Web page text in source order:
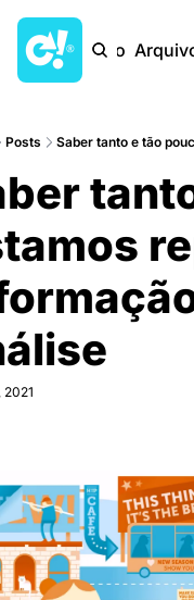
Início
Posts Saber tanto e tão
2021